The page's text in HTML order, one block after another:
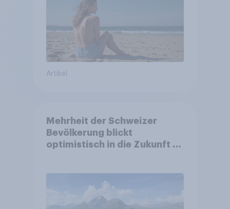
Artikel
Mehrheit der Schweizer
Bevölkerung blickt
optimistisch in die Zukunft –
Altersvorsorge